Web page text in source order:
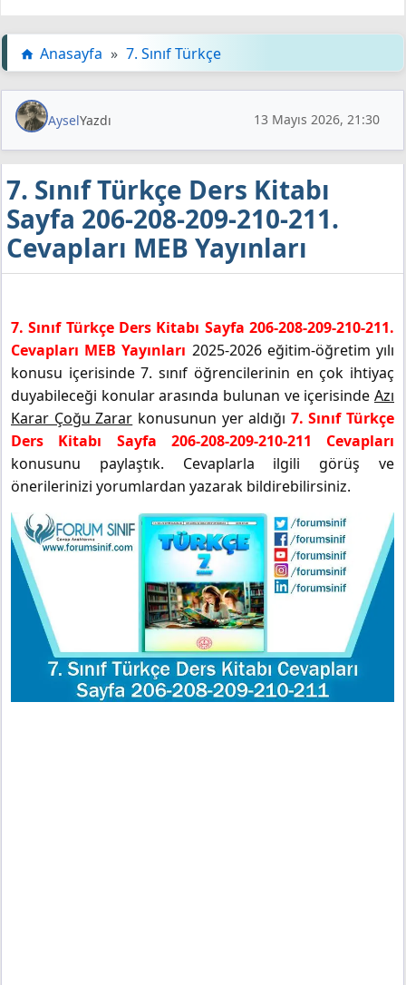
Anasayfa » 7. Sınıf Türkçe
AyselYazdı 13 Mayıs 2026, 21:30
7. Sınıf Türkçe Ders Kitabı
Sayfa 206-208-209-210-211.
Cevapları MEB Yayınları
7. Sınıf Türkçe Ders Kitabı Sayfa 206-208-209-210-211.
Cevapları MEB Yayınları 2025-2026 eğitim-öğretim yılı
konusu içerisinde 7. sınıf öğrencilerinin en çok ihtiyaç
duyabileceği konular arasında bulunan ve içerisinde Azı
Karar Çoğu Zarar konusunun yer aldığı 7. Sınıf Türkçe
Ders Kitabı Sayfa 206-208-209-210-211 Cevapları
konusunu paylaştık. Cevaplarla ilgili görüş ve
önerilerinizi yorumlardan yazarak bildirebilirsiniz.